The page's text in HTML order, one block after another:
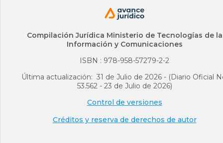
calidad ofrecidos por los Operadores
Concordancias
5. Promover la libre competencia y evitar los
abusos de posición dominante y las
prácticas restrictivas de la competencia.
Compilación Jurídica Ministerio de Tecnologías de la
Información y Comunicaciones
ISBN : 978-958-57279-2-2
Última actualización: 31 de Julio de 2026 - (Diario Oficial
53.562 - 23 de Julio de 2026)
Control de versiones
Créditos y reserva de derechos de autor